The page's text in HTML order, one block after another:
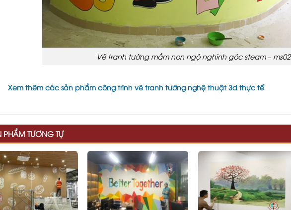
Vẽ tranh tường mầm non ngộ nghĩnh góc steam – ms02
Xem thêm các sản phẩm công trình vẽ tranh tường nghệ thuật 3d thực tế
PHẨM TƯƠNG TỰ